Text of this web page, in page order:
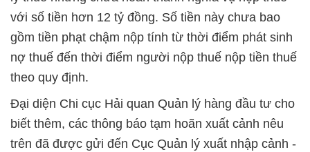
với số tiền hơn 12 tỷ đồng. Số tiền này chưa bao
gồm tiền phạt chậm nộp tính từ thời điểm phát sinh
nợ thuế đến thời điểm người nộp thuế nộp tiền thuế
theo quy định.
Đại diện Chi cục Hải quan Quản lý hàng đầu tư cho
biết thêm, các thông báo tạm hoãn xuất cảnh nêu
trên đã được gửi đến Cục Quản lý xuất nhập cảnh -